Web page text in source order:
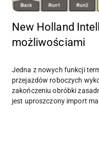
New Holland
możliwościami
Jedna z nowych funkcji
przejazdów roboczych
zakończeniu obróbki
jest uproszczony import